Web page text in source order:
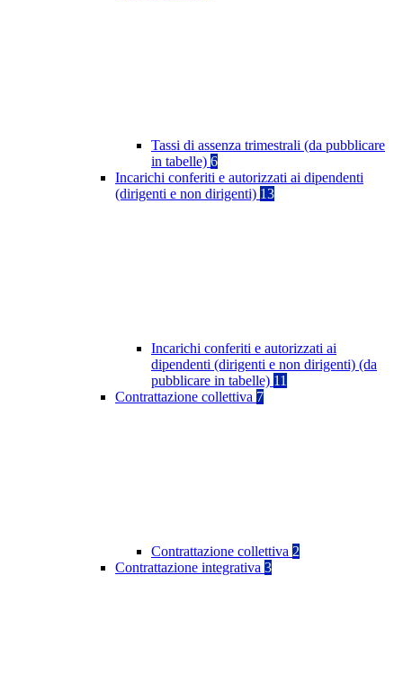
Tassi di assenza trimestrali (da pubblicare
in tabelle) 6
Incarichi conferiti e autorizzati ai dipendenti
(dirigenti e non dirigenti) 13
Incarichi conferiti e autorizzati ai
dipendenti (dirigenti e non dirigenti) (da
pubblicare in tabelle) 11
Contrattazione collettiva 7
Contrattazione collettiva 2
Contrattazione integrativa 3